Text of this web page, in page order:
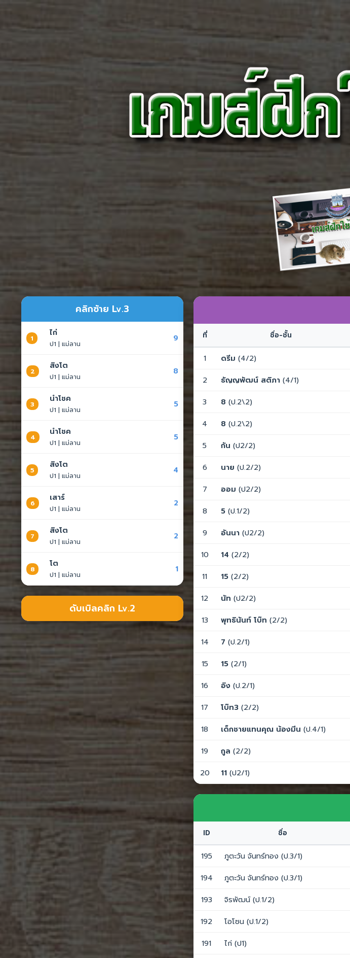
คลิกซ้าย Lv.3
1
ไก่
ป1 | แม่ลาน
9
2
สิงโต
ป1 | แม่ลาน
8
3
นำโชค
ป1 | แม่ลาน
5
4
นำโชค
ป1 | แม่ลาน
5
5
สิงโต
ป1 | แม่ลาน
4
6
เสาร์
ป1 | แม่ลาน
2
7
สิงโต
ป1 | แม่ลาน
2
8
โต
ป1 | แม่ลาน
1
ดับเบิลคลิก Lv.2
ที่ ชื่อ-ชั้น
1 ดรีม (4/2)
2 ธัญญพัฒน์ สติภา (4/1)
3 8 (ป.2\2)
4 8 (ป.2\2)
5 กัน (ป2/2)
6 นาย (ป.2/2)
7 ออม (ป2/2)
8 5 (ป.1/2)
9 อันนา (ป2/2)
10 14 (2/2)
11 15 (2/2)
12 นัท (ป2/2)
13 พุทธินันท์ โบ๊ท (2/2)
14 7 (ป.2/1)
15 15 (2/1)
16 อิง (ป.2/1)
17 โบ๊ท3 (2/2)
18 เด็กชายแทนคุณ น้องมีน (ป.4/1)
19 กูล (2/2)
20 11 (ป2/1)
ID ชื่อ
195 ภูตะวัน จันทร์ทอง (ป.3/1)
194 ภูตะวัน จันทร์ทอง (ป.3/1)
193 จิรพัฒน์ (ป.1/2)
192 โอโซน (ป.1/2)
191 ไก่ (ป1)